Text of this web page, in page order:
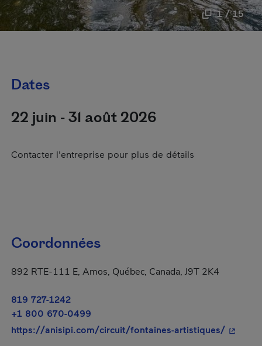
1 / 15
Dates
22 juin - 31 août 2026
Contacter l'entreprise pour plus de détails
Coordonnées
892 RTE-111 E, Amos, Québec, Canada, J9T 2K4
819 727-1242
+1 800 670-0499
https://anisipi.com/circuit/fontaines-artistiques/- Cet